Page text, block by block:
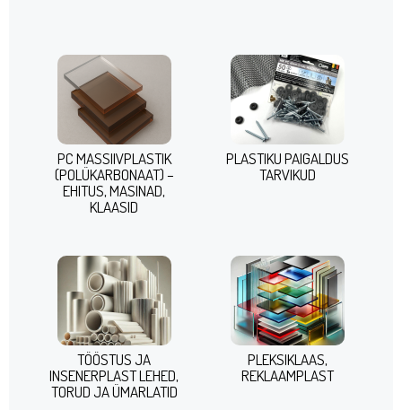
PC MASSIIVPLASTIK
(POLÜKARBONAAT) –
EHITUS, MASINAD,
KLAASID
PLASTIKU PAIGALDUS
TARVIKUD
TÖÖSTUS JA
INSENERPLAST LEHED,
TORUD JA ÜMARLATID
PLEKSIKLAAS,
REKLAAMPLAST